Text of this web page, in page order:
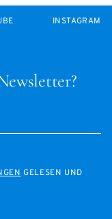
GELESEN UND
INSTAGRAM